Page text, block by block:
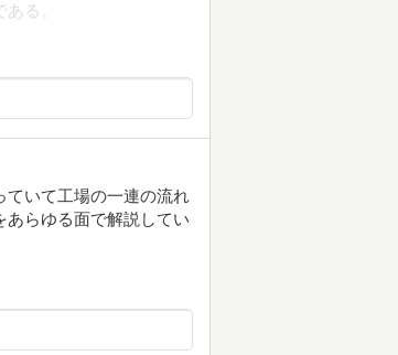
る。
ていて工場の一連の流れ
らゆる面で解説してい